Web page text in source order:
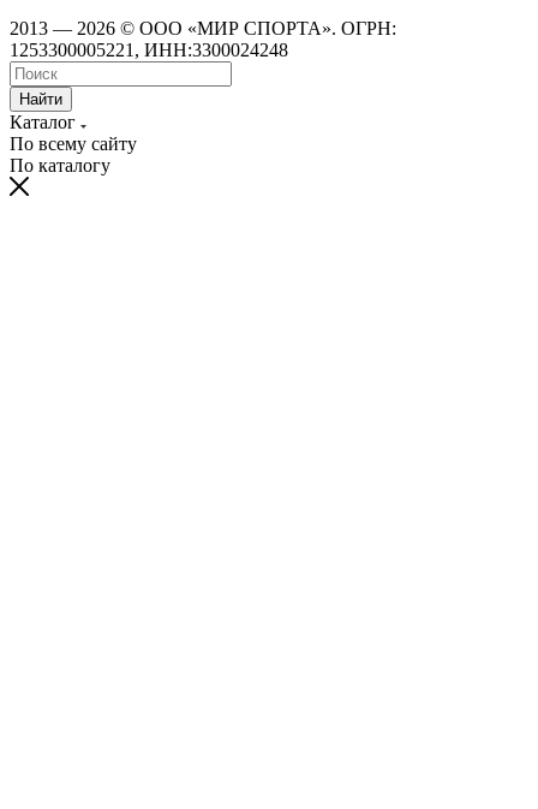
2013 — 2026 © ООО «МИР СПОРТА». ОГРН:
1253300005221, ИНН:3300024248
Найти
Каталог
По всему сайту
По каталогу